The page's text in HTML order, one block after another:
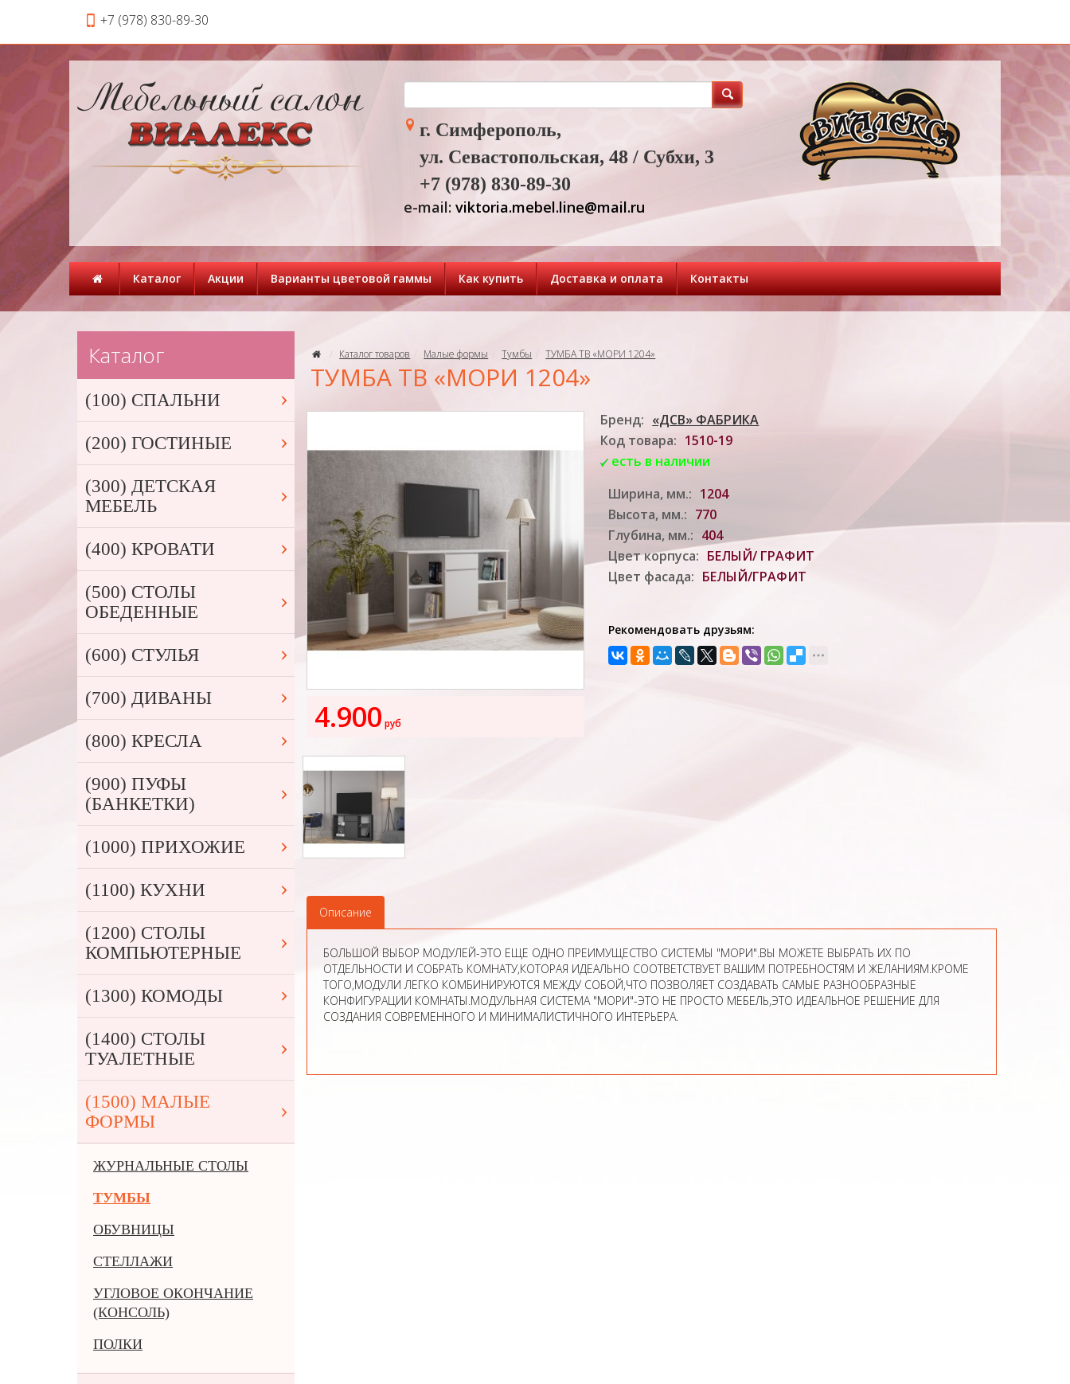
+7 (978) 830-89-30
г. Симферополь,
ул. Севастопольская, 48 / Субхи, 3
+7 (978) 830-89-30
e-mail: viktoria.mebel.line@mail.ru
Каталог Акции Варианты цветовой гаммы Как купить Доставка и оплата Контакты
Каталог товаров Малые формы Тумбы ТУМБА ТВ «МОРИ 1204»
ТУМБА ТВ «МОРИ 1204»
4.900 руб
Бренд: «ДСВ» ФАБРИКА
Код товара: 1510-19
есть в наличии
Ширина, мм.: 1204
Высота, мм.: 770
Глубина, мм.: 404
Цвет корпуса: БЕЛЫЙ/ ГРАФИТ
Цвет фасада: БЕЛЫЙ/ГРАФИТ
Рекомендовать друзьям:
Описание
БОЛЬШОЙ ВЫБОР МОДУЛЕЙ-ЭТО ЕЩЕ ОДНО ПРЕИМУЩЕСТВО СИСТЕМЫ "МОРИ".ВЫ МОЖЕТЕ ВЫБРАТЬ ИХ ПО
ОТДЕЛЬНОСТИ И СОБРАТЬ КОМНАТУ,КОТОРАЯ ИДЕАЛЬНО СООТВЕТСТВУЕТ ВАШИМ ПОТРЕБНОСТЯМ И ЖЕЛАНИЯМ.КРОМЕ
ТОГО,МОДУЛИ ЛЕГКО КОМБИНИРУЮТСЯ МЕЖДУ СОБОЙ,ЧТО ПОЗВОЛЯЕТ СОЗДАВАТЬ САМЫЕ РАЗНООБРАЗНЫЕ
КОНФИГУРАЦИИ КОМНАТЫ.МОДУЛЬНАЯ СИСТЕМА "МОРИ"-ЭТО НЕ ПРОСТО МЕБЕЛЬ,ЭТО ИДЕАЛЬНОЕ РЕШЕНИЕ ДЛЯ
СОЗДАНИЯ СОВРЕМЕННОГО И МИНИМАЛИСТИЧНОГО ИНТЕРЬЕРА.
Каталог
(100) СПАЛЬНИ
(200) ГОСТИНЫЕ
(300) ДЕТСКАЯ
МЕБЕЛЬ
(400) КРОВАТИ
(500) СТОЛЫ
ОБЕДЕННЫЕ
(600) СТУЛЬЯ
(700) ДИВАНЫ
(800) КРЕСЛА
(900) ПУФЫ
(БАНКЕТКИ)
(1000) ПРИХОЖИЕ
(1100) КУХНИ
(1200) СТОЛЫ
КОМПЬЮТЕРНЫЕ
(1300) КОМОДЫ
(1400) СТОЛЫ
ТУАЛЕТНЫЕ
(1500) МАЛЫЕ
ФОРМЫ
ЖУРНАЛЬНЫЕ СТОЛЫ
ТУМБЫ
ОБУВНИЦЫ
СТЕЛЛАЖИ
УГЛОВОЕ ОКОНЧАНИЕ
(КОНСОЛЬ)
ПОЛКИ